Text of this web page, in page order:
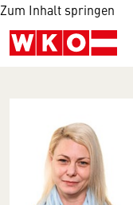
Zum Inhalt springen